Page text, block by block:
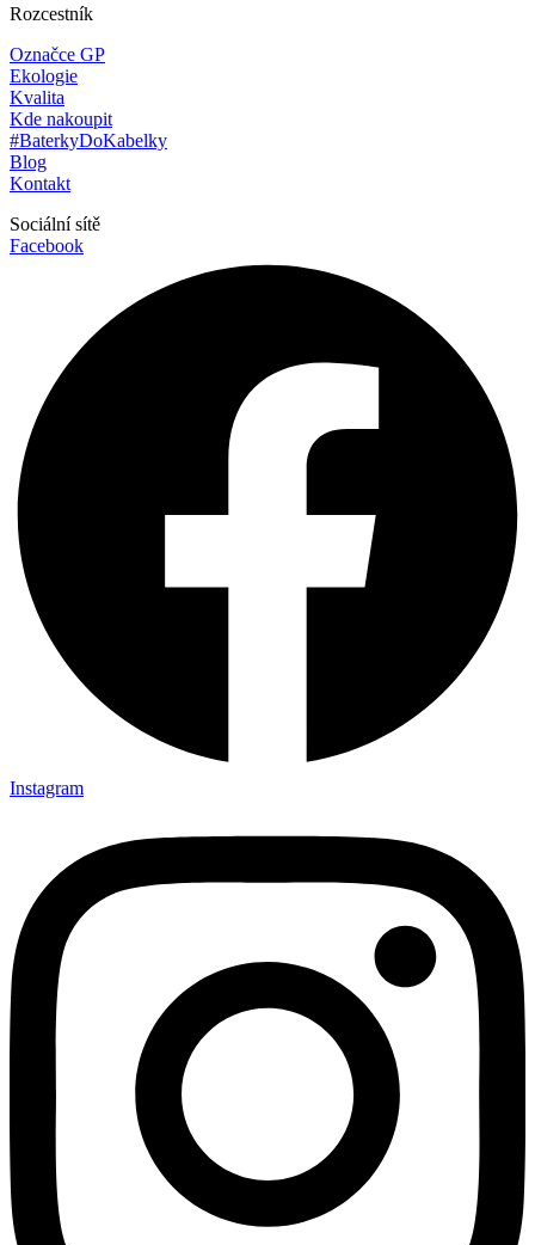
Rozcestník
Označce GP
Ekologie
Kvalita
Kde nakoupit
#BaterkyDoKabelky
Blog
Kontakt
Sociální sítě
Facebook
Instagram